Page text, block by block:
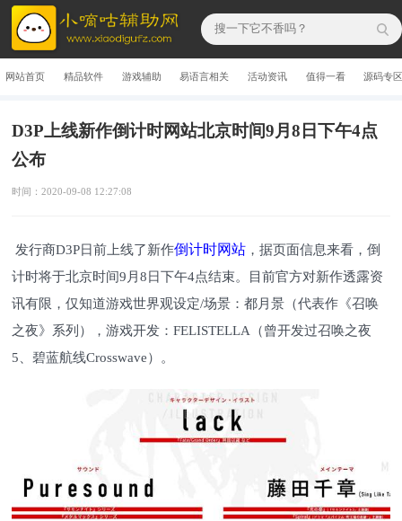
网站首页 精品软件 游戏辅助 易语言相关 活动资讯 值得一看 源码专
D3P上线新作倒计时网站北京时间9月8日下午4点
公布
时间：2020-09-08 12:27:08
发行商D3P日前上线了新作倒计时网站 ，据页面信息来看，倒
计时将于北京时间9月8日下午4点结束。目前官方对新作透露资
讯有限，仅知道游戏世界观设定/场景：都月景（代表作《召唤
之夜》系列），游戏开发：FELISTELLA（曾开发过召唤之夜
5、碧蓝航线Crosswave）。